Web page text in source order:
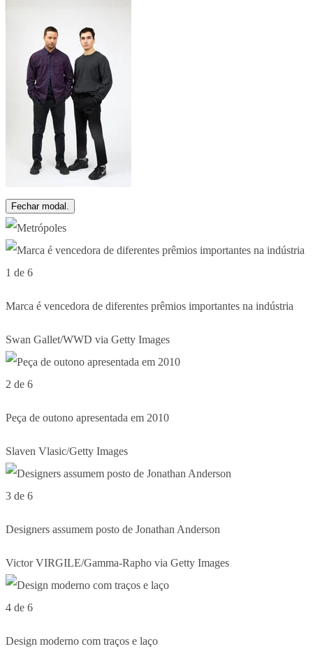
Fechar modal.
1 de 6
Marca é vencedora de diferentes prêmios importantes na indústria
Swan Gallet/WWD via Getty Images
2 de 6
Peça de outono apresentada em 2010
Slaven Vlasic/Getty Images
3 de 6
Designers assumem posto de Jonathan Anderson
Victor VIRGILE/Gamma-Rapho via Getty Images
4 de 6
Design moderno com traços e laço